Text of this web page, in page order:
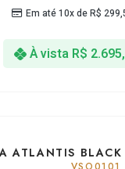
Em até 10x deR$
À vista R$
ATLANTIS